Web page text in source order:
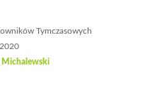
Tymczasowych
Michalewski